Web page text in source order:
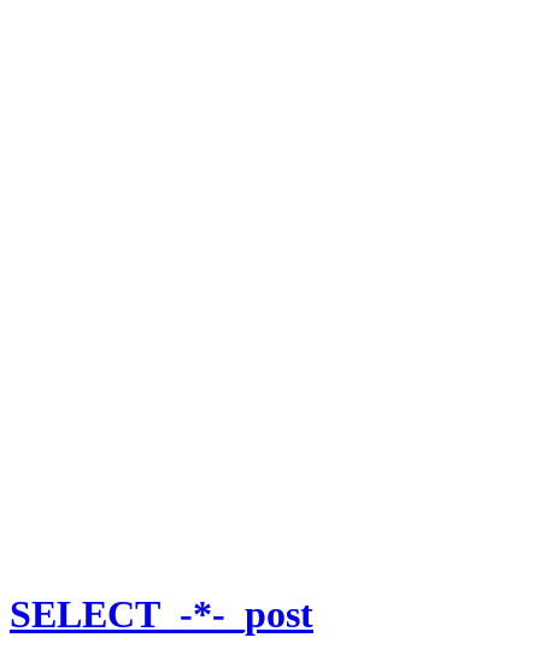
SELECT_-*-_post